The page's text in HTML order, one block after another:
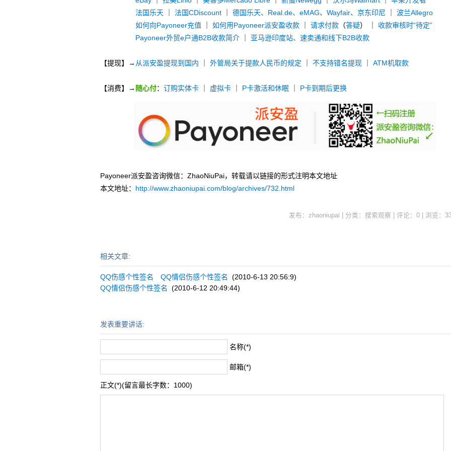
法国乐天
法国CDiscount ｜德国乐天、Real.de、eMAG、Wayfair、京东印尼 ｜波兰Allegro
如何向Payoneer充值 ｜如何用Payoneer派安盈收款 ｜请求付款 （答疑） ｜ 收款审核时“待定”
Payoneer外贸e户通B2B收款简介
亚马逊印度站、速卖通和线下B2B收款
【提现】→ 从派安盈提现到国内 ｜外管局关于提款人民币的规定 ｜不支持错名提现 ｜ATM机取款
【消费】→ 随心付：订购实体卡 虚拟卡 P卡激活和休眠 P卡到期后更换
Payoneer派安盈咨询微信：ZhaoNiuPai，转载请以链接的形式注明本文地址
本文地址： http://www.zhaoniupai.com/blog/archives/732.html
发布：zhaoniupai | 分类：搜索观察 | 评论：0 | 浏览：
相关文章:
QQ伤感个性签名 QQ情侣伤感个性签名
(2010-6-13 20:56:9)
QQ情侣伤感个性签名
(2010-6-12 20:49:44)
发表重要讲话:
名称(*)
邮箱(*)
正文(*)(留言最长字数：1000)